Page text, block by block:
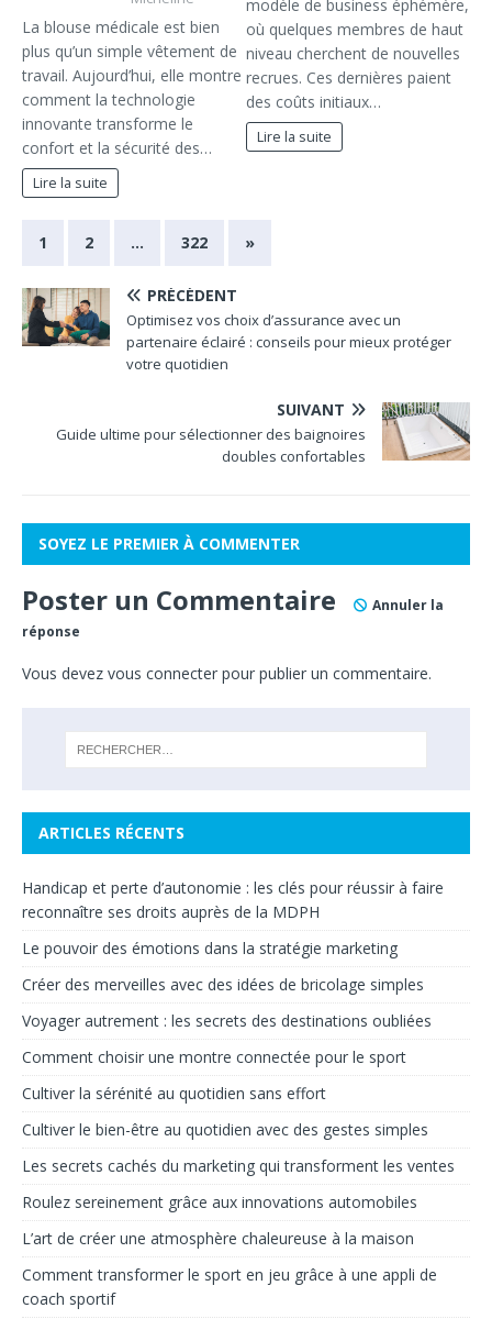
La blouse médicale est bien
plus qu’un simple vêtement de
travail. Aujourd’hui, elle montre
comment la technologie
innovante transforme le
confort et la sécurité des…
Lire la suite
modèle de business éphémère,
où quelques membres de haut
niveau cherchent de nouvelles
recrues. Ces dernières paient
des coûts initiaux…
Lire la suite
1 2 … 322 »
PRÉCÉDENT
Optimisez vos choix d’assurance avec un
partenaire éclairé : conseils pour mieux protéger
votre quotidien
SUIVANT
Guide ultime pour sélectionner des baignoires
doubles confortables
SOYEZ LE PREMIER À COMMENTER
Poster un Commentaire
Annuler la
réponse
Vous devez vous connecter pour publier un commentaire.
ARTICLES RÉCENTS
Handicap et perte d’autonomie : les clés pour réussir à faire
reconnaître ses droits auprès de la MDPH
Le pouvoir des émotions dans la stratégie marketing
Créer des merveilles avec des idées de bricolage simples
Voyager autrement : les secrets des destinations oubliées
Comment choisir une montre connectée pour le sport
Cultiver la sérénité au quotidien sans effort
Cultiver le bien-être au quotidien avec des gestes simples
Les secrets cachés du marketing qui transforment les ventes
Roulez sereinement grâce aux innovations automobiles
L’art de créer une atmosphère chaleureuse à la maison
Comment transformer le sport en jeu grâce à une appli de
coach sportif